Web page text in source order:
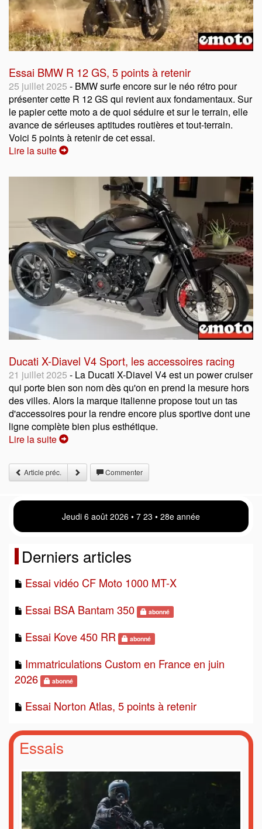
Essai BMW R 12 GS, 5 points à retenir
25 juillet 2025 - BMW surfe encore sur le néo rétro pour
présenter cette R 12 GS qui revient aux fondamentaux. Sur
le papier cette moto a de quoi séduire et sur le terrain, elle
avance de sérieuses aptitudes routières et tout-terrain.
Voici 5 points à retenir de cet essai.
Lire la suite
Ducati X-Diavel V4 Sport, les accessoires racing
21 juillet 2025 - La Ducati X-Diavel V4 est un power cruiser
qui porte bien son nom dès qu'on en prend la mesure hors
des villes. Alors la marque italienne propose tout un tas
d'accessoires pour la rendre encore plus sportive dont une
ligne complète bien plus esthétique.
Lire la suite
Article préc. Commenter
Jeudi 6 août 2026 • 7 23 • 28e année
Derniers articles
Essai vidéo CF Moto 1000 MT-X
Essai BSA Bantam 350
abonné
Essai Kove 450 RR abonné
Immatriculations Custom en France en juin
2026
abonné
Essai Norton Atlas, 5 points à retenir
Essais